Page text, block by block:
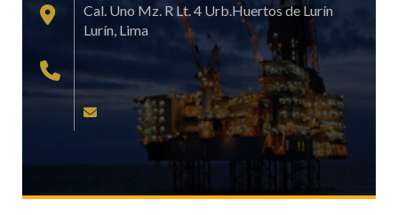
Cal. Uno Mz. R Lt. 4 Urb.Huertos de Lurín
Lurí­n, Lima